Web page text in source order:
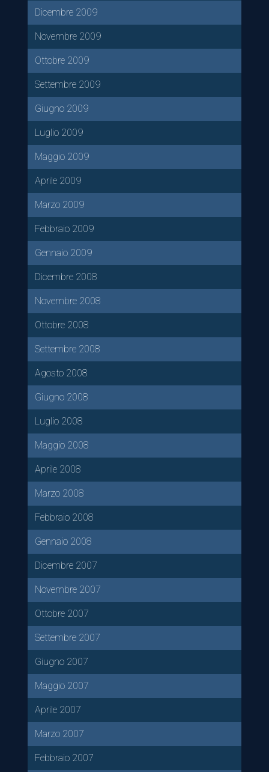
Dicembre 2009
Novembre 2009
Ottobre 2009
Settembre 2009
Giugno 2009
Luglio 2009
Maggio 2009
Aprile 2009
Marzo 2009
Febbraio 2009
Gennaio 2009
Dicembre 2008
Novembre 2008
Ottobre 2008
Settembre 2008
Agosto 2008
Giugno 2008
Luglio 2008
Maggio 2008
Aprile 2008
Marzo 2008
Febbraio 2008
Gennaio 2008
Dicembre 2007
Novembre 2007
Ottobre 2007
Settembre 2007
Giugno 2007
Maggio 2007
Aprile 2007
Marzo 2007
Febbraio 2007